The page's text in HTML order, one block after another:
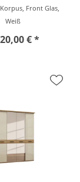
Front Glas,
Weiß
€ *